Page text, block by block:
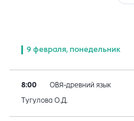
9 февраля, понедельник
8:00 ОВЯ-древний язык
Тугулова О.Д.